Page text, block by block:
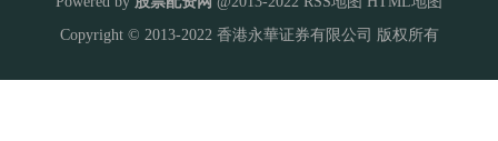
Copyright © 2013-2022 香港永華证券有限公司 版权所有